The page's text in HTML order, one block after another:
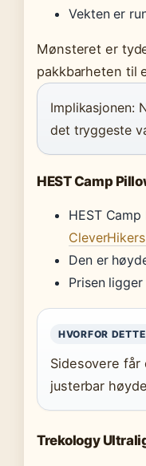
Vekten er
Mønsteret er
pakkbarheten til
Implikasjonen:
det tryggeste
HEST Camp
HEST
Den er
Prisen
HVORFOR
Sidesovere
justerbar
Trekology